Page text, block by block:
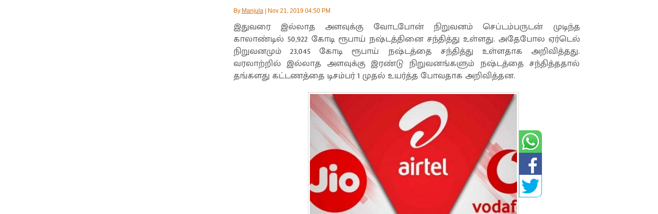
By Manjula| Nov 21, 2019 04:50 PM
இதுவரை இல்லாத அளவுக்கு வோடபோன் நிறுவனம் செப்டம்பருடன் முடிந்த
காலாண்டில் 50,922 கோடி ரூபாய் நஷ்டத்தினை சந்தித்து உள்ளது. அதேபோல ஏர்டெல்
நிறுவனமும் 23,045 கோடி ரூபாய் நஷ்டத்தை சந்தித்து உள்ளதாக அறிவித்தது.
வரலாற்றில் இல்லாத அளவுக்கு இரண்டு நிறுவனங்களும் நஷ்டத்தை சந்தித்ததால்
தங்களது கட்டணத்தை டிசம்பர் 1 முதல் உயர்த்த போவதாக அறிவித்தன.